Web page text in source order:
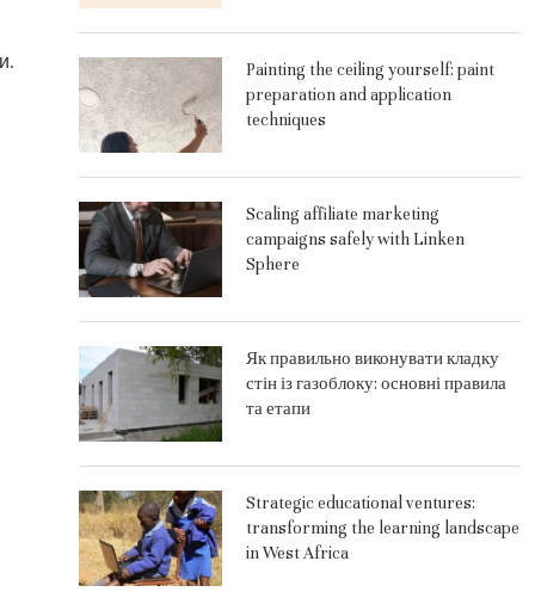
Painting the ceiling yourself: paint
preparation and application
techniques
Scaling affiliate marketing
campaigns safely with Linken
Sphere
Як правильно виконувати кладку
стін із газоблоку: основні правила
та етапи
Strategic educational ventures:
transforming the learning landscape
in West Africa